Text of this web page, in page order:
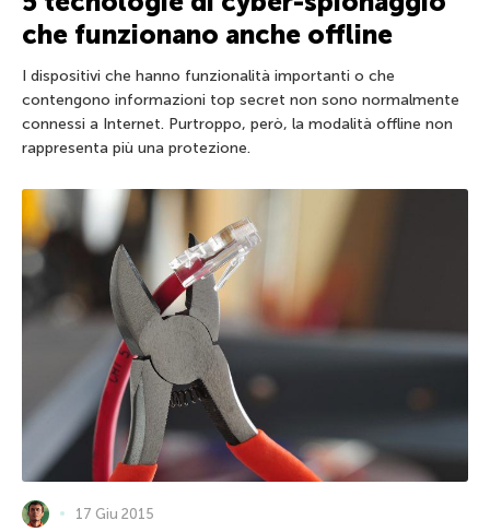
che funzionano anche offline
I dispositivi che hanno funzionalità importanti o che
contengono informazioni top secret non sono normalmente
connessi a Internet. Purtroppo, però, la modalità offline non
rappresenta più una protezione.
17 Giu 2015